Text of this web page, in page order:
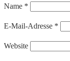
Name *
E-Mail-Adresse *
Website